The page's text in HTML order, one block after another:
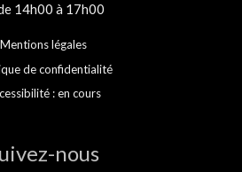
14h00 à 17h00
Mentions légales
de confidentialité
: en cours
nous